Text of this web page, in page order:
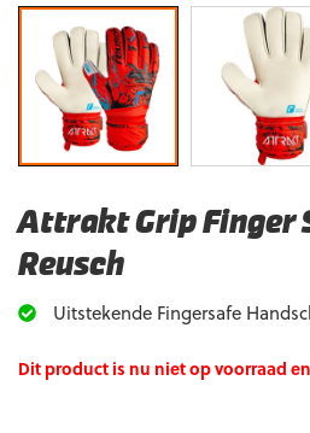
Attrakt Grip Finger
Reusch
Uitstekende Fingersafe
Dit product is nu niet op voorraad